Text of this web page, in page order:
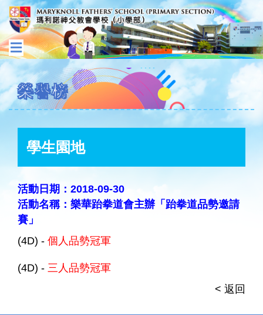
榮譽榜
學生園地
活動日期：2018-09-30
活動名稱：樂華跆拳道會主辦「跆拳道品勢邀請
賽」
(4D) - 個人品勢冠軍
(4D) - 三人品勢冠軍
< 返回